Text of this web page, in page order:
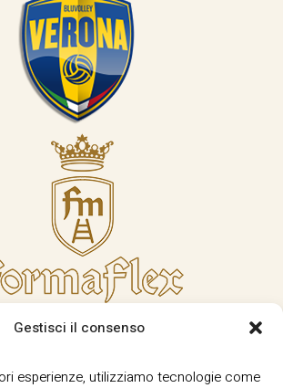
Gestisci il consenso
esperienze, utilizziamo tecnologie come